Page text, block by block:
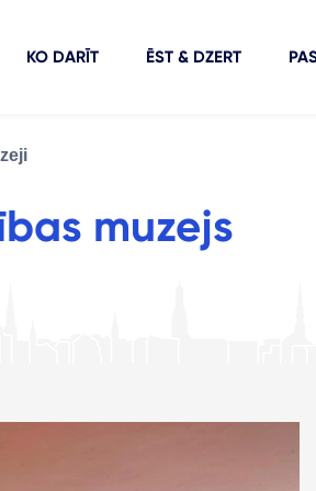
KO DARĪT ĒST & DZERT
muzejs